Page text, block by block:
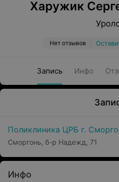
Харужик
Нет отзывов
Запись Инфо
Поликлиника ЦРБ г.
Сморгонь, б-р Надежд, 71
Инфо